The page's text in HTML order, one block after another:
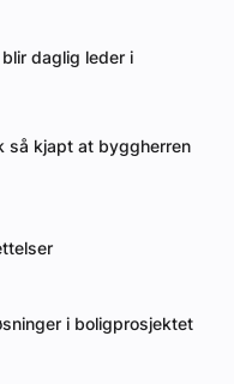
daglig leder i
så kjapt at byggherren
i boligprosjektet